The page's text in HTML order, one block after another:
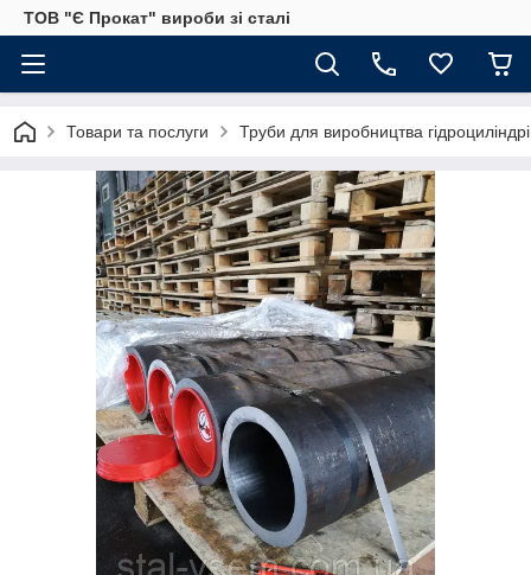
ТОВ "Є Прокат" вироби зі сталі
Товари та послуги Труби для виробництва